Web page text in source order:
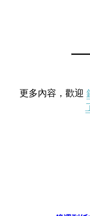
更多內容，歡迎